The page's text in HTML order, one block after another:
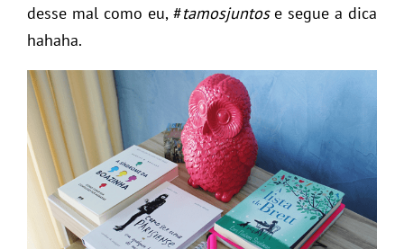
desse mal como eu, #tamosjuntose segue a dica
hahaha.